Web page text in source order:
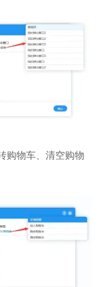
购物车、清空购物